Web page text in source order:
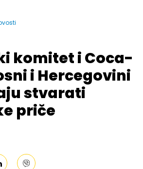
komitet i Coca-
i Hercegovini
stvarati
priče